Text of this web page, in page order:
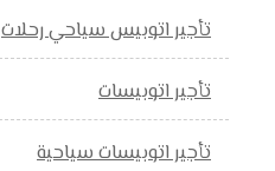
تأجير اتوبيس سياحي رحلات
تأجير اتوبيسات
تأجير اتوبيسات سياحية